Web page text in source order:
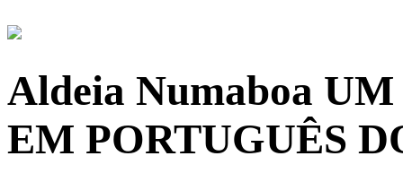
Aldeia Numaboa UM
EM PORTUGUÊS